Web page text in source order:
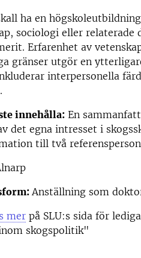
ha en
sociologi eller relaterade
Erfarenhet av
gränser utgör en
interpersonella
innehålla: En
det egna intresset i
till två
Anställning som
mer på SLU:s sida för
skogspolitik"